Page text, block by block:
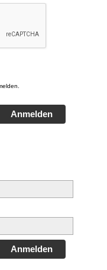
Anmelden
Anmelden